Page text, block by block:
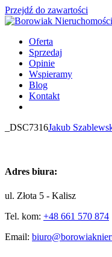
Przejdź do zawartości
Oferta
Sprzedaj
Opinie
Wspieramy
Blog
Kontakt
_DSC7316Jakub
Adres biura:
ul. Złota 5 - Kalisz
Tel. kom: +48 661 570 874
Email: